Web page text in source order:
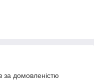
за домовленістю